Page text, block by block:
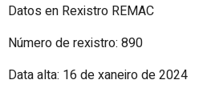
Datos en Rexistro REMAC
Número de rexistro: 890
Data alta: 16 de xaneiro de 2024